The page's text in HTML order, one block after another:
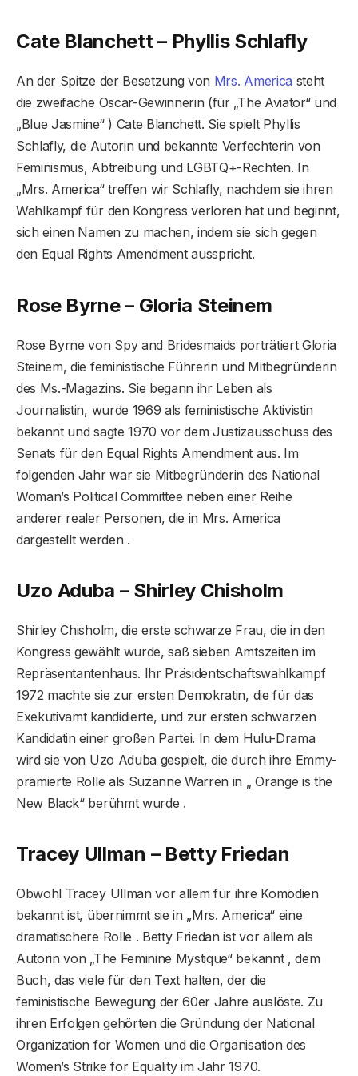
Cate Blanchett – Phyllis Schlafly
An der Spitze der Besetzung von Mrs. America steht
die zweifache Oscar-Gewinnerin (für „The Aviator“ und
„Blue Jasmine“ ) Cate Blanchett. Sie spielt Phyllis
Schlafly, die Autorin und bekannte Verfechterin von
Feminismus, Abtreibung und LGBTQ+-Rechten. In
„Mrs. America“ treffen wir Schlafly, nachdem sie ihren
Wahlkampf für den Kongress verloren hat und beginnt,
sich einen Namen zu machen, indem sie sich gegen
den Equal Rights Amendment ausspricht.
Rose Byrne – Gloria Steinem
Rose Byrne von Spy and Bridesmaids porträtiert Gloria
Steinem, die feministische Führerin und Mitbegründerin
des Ms.-Magazins. Sie begann ihr Leben als
Journalistin, wurde 1969 als feministische Aktivistin
bekannt und sagte 1970 vor dem Justizausschuss des
Senats für den Equal Rights Amendment aus. Im
folgenden Jahr war sie Mitbegründerin des National
Woman’s Political Committee neben einer Reihe
anderer realer Personen, die in Mrs. America
dargestellt werden .
Uzo Aduba – Shirley Chisholm
Shirley Chisholm, die erste schwarze Frau, die in den
Kongress gewählt wurde, saß sieben Amtszeiten im
Repräsentantenhaus. Ihr Präsidentschaftswahlkampf
1972 machte sie zur ersten Demokratin, die für das
Exekutivamt kandidierte, und zur ersten schwarzen
Kandidatin einer großen Partei. In dem Hulu-Drama
wird sie von Uzo Aduba gespielt, die durch ihre Emmy-
prämierte Rolle als Suzanne Warren in „ Orange is the
New Black“ berühmt wurde .
Tracey Ullman – Betty Friedan
Obwohl Tracey Ullman vor allem für ihre Komödien
bekannt ist, übernimmt sie in „Mrs. America“ eine
dramatischere Rolle . Betty Friedan ist vor allem als
Autorin von „The Feminine Mystique“ bekannt , dem
Buch, das viele für den Text halten, der die
feministische Bewegung der 60er Jahre auslöste. Zu
ihren Erfolgen gehörten die Gründung der National
Organization for Women und die Organisation des
Women’s Strike for Equality im Jahr 1970.